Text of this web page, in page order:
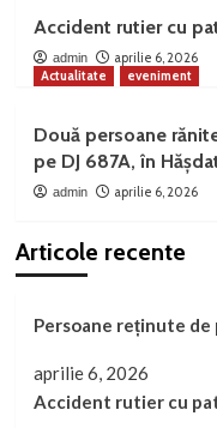
Accident rutier cu
admin
aprilie 6, 2026
Actualitate
eveniment
Două persoane
pe DJ 687A, în
admin aprilie 6, 2026
Articole recente
Persoane reținute
aprilie 6, 2026
Accident rutier cu